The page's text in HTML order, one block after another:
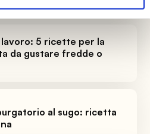
lavoro: 5 ricette per la
da gustare fredde o
al sugo: ricetta